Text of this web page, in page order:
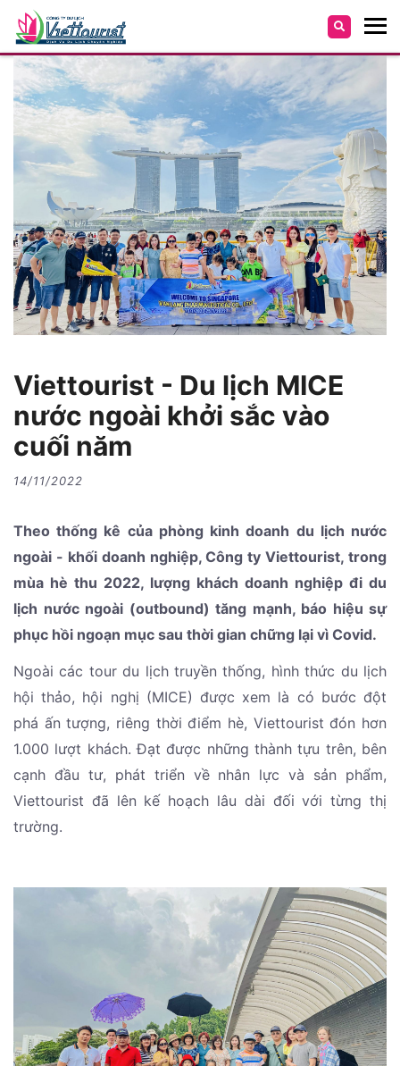
Viettourist - Du lịch MICE
nước ngoài khởi sắc vào
cuối năm
14/11/2022
Theo thống kê của phòng kinh doanh du lịch nước
ngoài - khối doanh nghiệp, Công ty Viettourist, trong
mùa hè thu 2022, lượng khách doanh nghiệp đi du
lịch nước ngoài (outbound) tăng mạnh, báo hiệu sự
phục hồi ngoạn mục sau thời gian chững lại vì Covid.
Ngoài các tour du lịch truyền thống, hình thức du lịch
hội thảo, hội nghị (MICE) được xem là có bước đột
phá ấn tượng, riêng thời điểm hè, Viettourist đón hơn
1.000 lượt khách. Đạt được những thành tựu trên, bên
cạnh đầu tư, phát triển về nhân lực và sản phẩm,
Viettourist đã lên kế hoạch lâu dài đối với từng thị
trường.